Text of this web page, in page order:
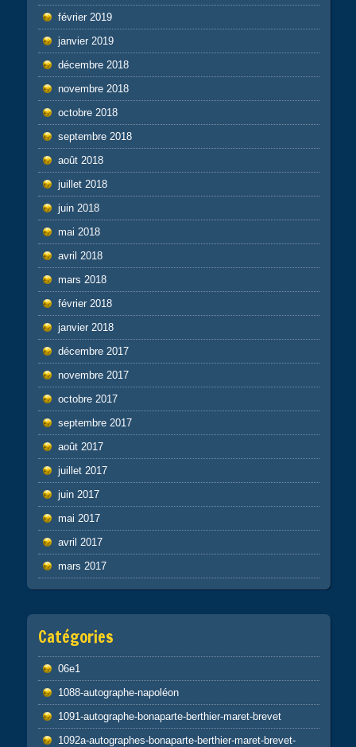
février 2019
janvier 2019
décembre 2018
novembre 2018
octobre 2018
septembre 2018
août 2018
juillet 2018
juin 2018
mai 2018
avril 2018
mars 2018
février 2018
janvier 2018
décembre 2017
novembre 2017
octobre 2017
septembre 2017
août 2017
juillet 2017
juin 2017
mai 2017
avril 2017
mars 2017
Catégories
06e1
1088-autographe-napoléon
1091-autographe-bonaparte-berthier-maret-brevet
1092a-autographes-bonaparte-berthier-maret-brevet-